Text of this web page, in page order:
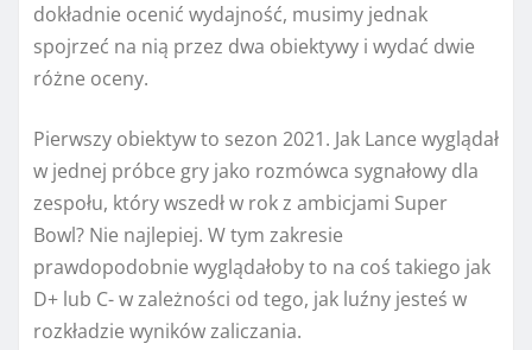
dokładnie ocenić wydajność, musimy jednak
spojrzeć na nią przez dwa obiektywy i wydać dwie
różne oceny.
Pierwszy obiektyw to sezon 2021. Jak Lance wyglądał
w jednej próbce gry jako rozmówca sygnałowy dla
zespołu, który wszedł w rok z ambicjami Super
Bowl? Nie najlepiej. W tym zakresie
prawdopodobnie wyglądałoby to na coś takiego jak
D+ lub C- w zależności od tego, jak luźny jesteś w
rozkładzie wyników zaliczania.